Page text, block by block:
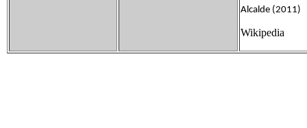
Alcalde (2011)
Wikipedia